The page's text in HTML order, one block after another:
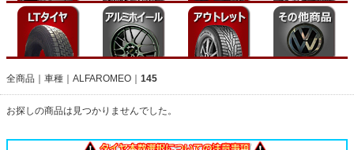
全商品 車種 ALFAROMEO 145
お探しの商品は見つかりませんでした。